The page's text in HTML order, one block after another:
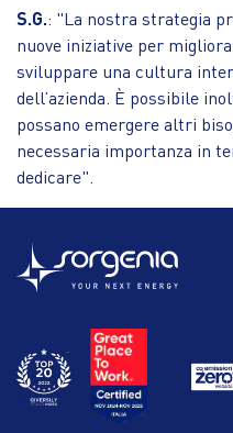
S.G.: "La nostra strategia
nuove iniziative per
sviluppare una cultura
dell’azienda. È possibile
possano emergere altri
necessaria importanza in
dedicare".